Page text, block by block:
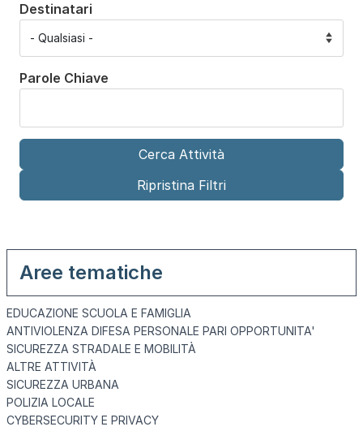
Destinatari
Parole Chiave
Aree tematiche
EDUCAZIONE SCUOLA E FAMIGLIA
ANTIVIOLENZA DIFESA PERSONALE PARI OPPORTUNITA'
SICUREZZA STRADALE E MOBILITÀ
ALTRE ATTIVITÀ
SICUREZZA URBANA
POLIZIA LOCALE
CYBERSECURITY E PRIVACY